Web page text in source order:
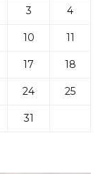
3 4
10 11
17 18
24 25
31